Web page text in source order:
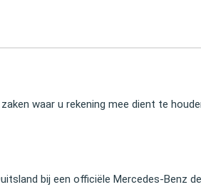
waar u rekening mee dient te
bij een officiële Mercedes-Benz